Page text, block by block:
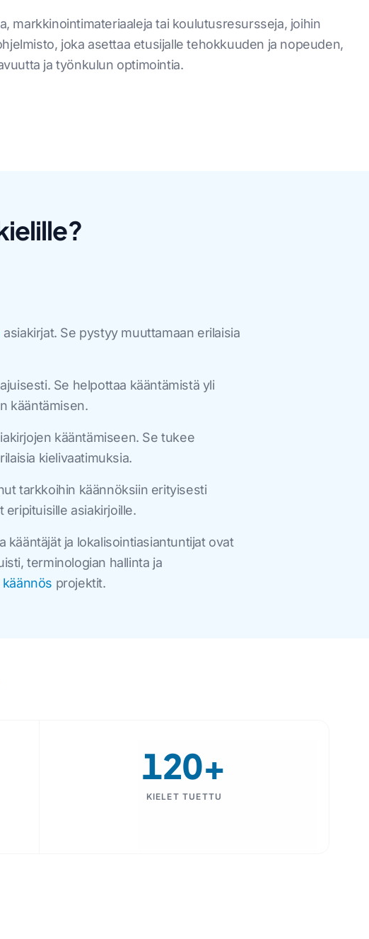
markkinointimateriaaleja tai koulutusresursseja, joihin
joka asettaa etusijalle tehokkuuden ja nopeuden,
ja työnkulun optimointia.
asiakirjat. Se pystyy muuttamaan erilaisia
Se helpottaa kääntämistä yli
kääntämisen.
kääntämiseen. Se tukee
kielivaatimuksia.
tarkkoihin käännöksiin erityisesti
asiakirjoille.
ja lokalisointiasiantuntijat ovat
terminologian hallinta ja
projektit.
120+
KIELET TUETTU